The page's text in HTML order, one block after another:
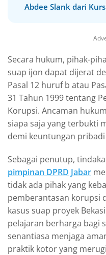
Abdee Slank dari
Secara hukum, pihak-
suap ijon dapat dijerat
Pasal 12 huruf b atau
31 Tahun 1999 tentang
Korupsi. Ancaman
siapa saja yang terbukti
demi keuntungan
Sebagai penutup,
pimpinan DPRD Jabar
tidak ada pihak yang
pemberantasan korupsi
kasus suap proyek
pelajaran berharga bagi
senantiasa menjaga
praktik kotor yang